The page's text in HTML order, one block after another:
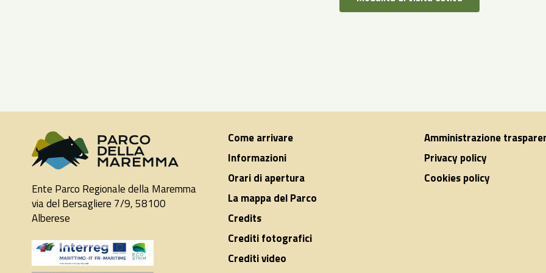
Ente Parco Regionale della Maremma
via del Bersagliere 7/9, 58100
Alberese
Come arrivare
Informazioni
Orari di apertura
La mappa del Parco
Credits
Crediti fotografici
Crediti video
Amministrazione
Privacy policy
Cookies policy